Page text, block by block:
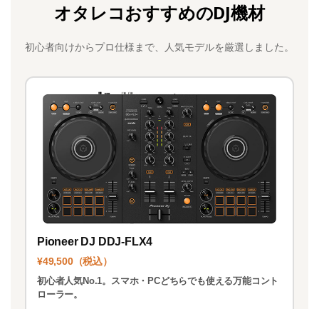
b
o
o
k
o
d
o
n
l
オタレコおすすめのDJ機材
初心者向けからプロ仕様まで、人気モデルを厳選しました。
Pioneer DJ DDJ-FLX4
¥49,500（税込）
初心者人気No.1。スマホ・PCどちらでも使える万能コント
ローラー。